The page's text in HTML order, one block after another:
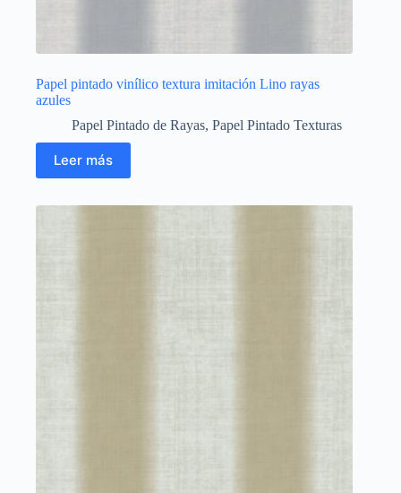
Papel pintado vinílico textura imitación Lino rayas
azules
Papel Pintado de Rayas, Papel Pintado Texturas
Leer más